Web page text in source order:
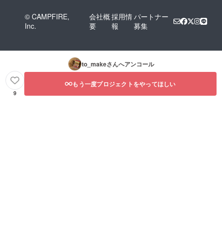
© CAMPFIRE,
Inc.
会社概
要
採用情
報
パートナー
募集
to_makeさんへアンコール
9
もう一度プロジェクトをやってほしい